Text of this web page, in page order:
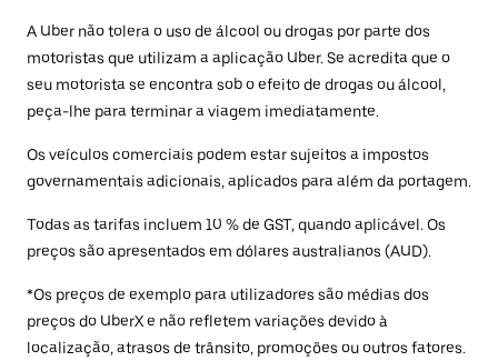
A Uber não tolera o uso de álcool ou drogas por parte dos
motoristas que utilizam a aplicação Uber. Se acredita que o
seu motorista se encontra sob o efeito de drogas ou álcool,
peça-lhe para terminar a viagem imediatamente.
Os veículos comerciais podem estar sujeitos a impostos
governamentais adicionais, aplicados para além da portagem.
Todas as tarifas incluem 10 % de GST, quando aplicável. Os
preços são apresentados em dólares australianos (AUD).
*Os preços de exemplo para utilizadores são médias dos
preços do UberX e não refletem variações devido à
localização, atrasos de trânsito, promoções ou outros fatores.